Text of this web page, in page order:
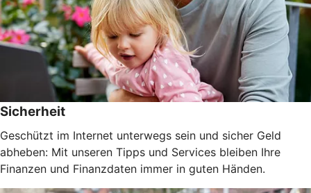
Sicherheit
Geschützt im Internet unterwegs sein und sicher Geld
abheben: Mit unseren Tipps und Services bleiben Ihre
Finanzen und Finanzdaten immer in guten Händen.